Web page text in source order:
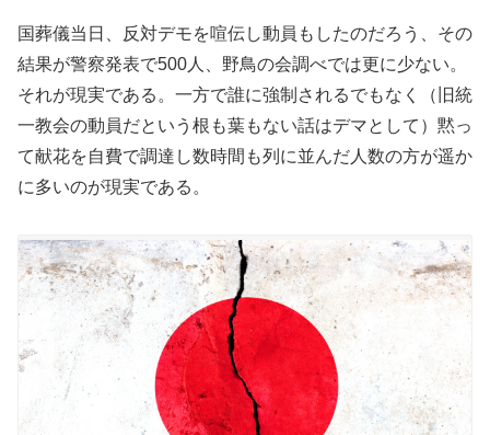
国葬儀当日、反対デモを喧伝し動員もしたのだろう、その
結果が警察発表で500人、野鳥の会調べでは更に少ない。
それが現実である。一方で誰に強制されるでもなく（旧統
一教会の動員だという根も葉もない話はデマとして）黙っ
て献花を自費で調達し数時間も列に並んだ人数の方が遥か
に多いのが現実である。